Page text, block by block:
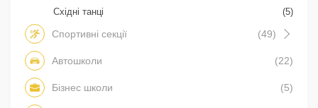
Східні танці
(5)
Спортивні секції (49)
Автошколи (22)
Бізнес школи (5)